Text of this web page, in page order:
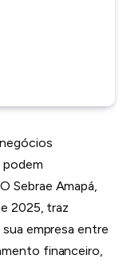
Sebrae Amapá,
2025, traz
empresa entre
financeiro,